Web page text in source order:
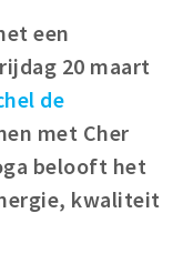
een
20 maart
de
met Cher
belooft het
kwaliteit